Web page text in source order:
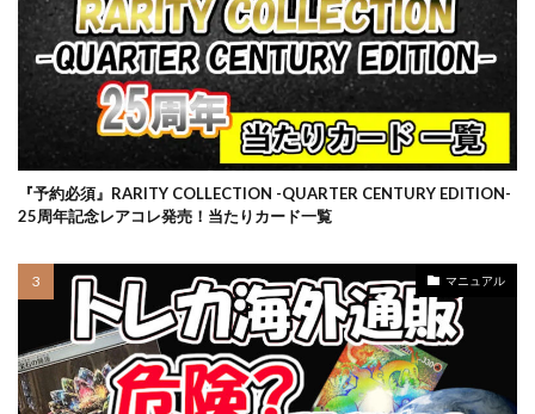
『予約必須』RARITY COLLECTION -QUARTER CENTURY EDITION-
25周年記念レアコレ発売！当たりカード一覧
マニュアル
スリーブ
セイコー ゼニガメ
タイムゲイザー
ダニエルアーシャム
ダンデ
ダークウィング ブラスト
ディメンション・フォース
デュエマ
デュエリストパック
デュエルディスク
デュエルフィールド
デュエル・マスターズ
トリプレットビート
トレカ保管方法
トレカ売買
トレカ海外通販
トレーナーカードコレクション
ナイキ
ナンジャモ
ナンジャモセット
ハイクラスパック
ハイプビースト
バイオレットex
バトルオブカオス
バブル
バブル再来